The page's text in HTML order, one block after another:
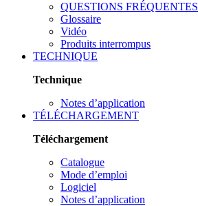
QUESTIONS FRÉQUENTES
Glossaire
Vidéo
Produits interrompus
TECHNIQUE
Technique
Notes d’application
TÉLÉCHARGEMENT
Téléchargement
Catalogue
Mode d’emploi
Logiciel
Notes d’application